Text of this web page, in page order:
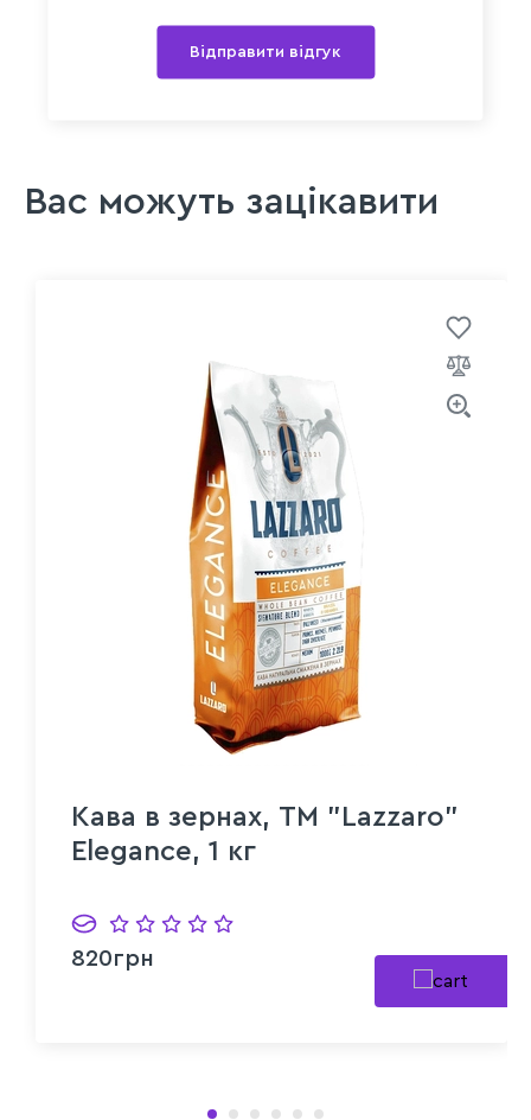
Відправити відгук
Вас можуть зацікавити
Кава в зернах, ТМ "Lazzaro"
Elegance, 1 кг
820грн